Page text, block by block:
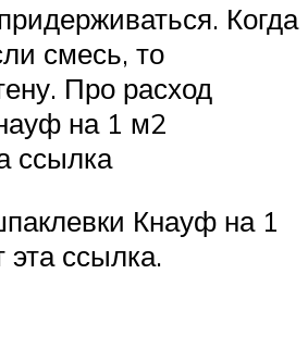
Когда
смесь, то
Про расход
на 1 м2
ссылка
Кнауф на 1
эта ссылка.